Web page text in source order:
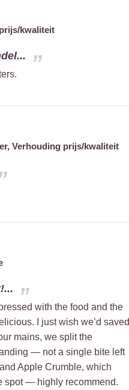
kwaliteit
Verhouding prijs/kwaliteit
with the food and the
I just wish we’d saved
mains, we split the
— not a single bite left
Apple Crumble, which
spot — highly recommend.